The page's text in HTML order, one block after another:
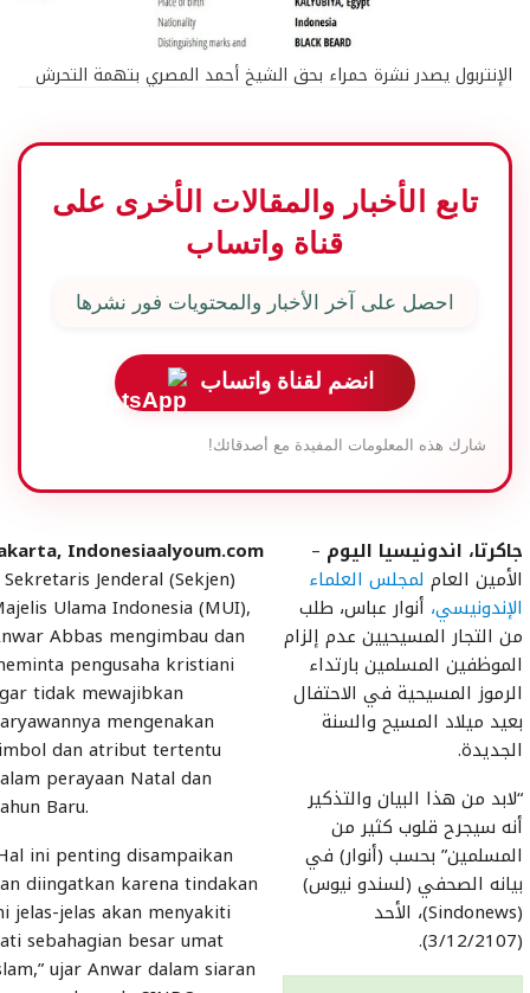
الإنتربول يصدر نشرة حمراء بحق الشيخ أحمد المصري بتهمة التحرش
تابع الأخبار والمقالات الأخرى على
قناة واتساب
احصل على آخر الأخبار والمحتويات فور نشرها
انضم لقناة واتساب
شارك هذه المعلومات المفيدة مع أصدقائك!
جاكرتا، اندونيسيا اليوم –
الأمين العام لمجلس العلماء
الإندونيسي، أنوار عباس، طلب
من التجار المسيحيين عدم إلزام
الموظفين المسلمين بارتداء
الرموز المسيحية في الاحتفال
بعيد ميلاد المسيح والسنة
الجديدة.
“لابد من هذا البيان والتذكير
أنه سيجرح قلوب كثير من
المسلمين” بحسب (أنوار) في
بيانه الصحفي (لسندو نيوس)
(Sindonews)، الأحد
(3/12/2107).
Indonesiaalyoum.com
Jenderal (Sekjen)
Ulama Indonesia (MUI),
Abbas mengimbau dan
pengusaha kristiani
tidak mewajibkan
mengenakan
dan atribut tertentu
perayaan Natal dan
Baru.
ini penting disampaikan
diingatkan karena tindakan
jelas-jelas akan menyakiti
sebahagian besar umat
ujar Anwar dalam siaran